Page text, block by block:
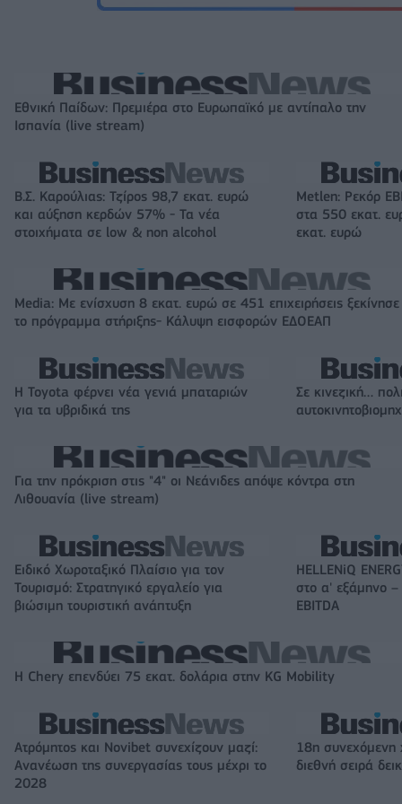
Εθνική Παίδων: Πρεμιέρα στο Ευρωπαϊκό με αντίπαλο την
Ισπανία (live stream)
Β.Σ. Καρούλιας: Τζίρος 98,7 εκατ. ευρώ
και αύξηση κερδών 57% - Τα νέα
στοιχήματα σε low & non alcohol
Metlen: Ρεκόρ
στα 550 εκατ.
εκατ. ευρώ
Media: Με ενίσχυση 8 εκατ. ευρώ σε 451 επιχειρήσεις ξεκίνησε
το πρόγραμμα στήριξης- Κάλυψη εισφορών ΕΔΟΕΑΠ
Η Toyota φέρνει νέα γενιά μπαταριών
για τα υβριδικά της
Σε κινεζική…
Για την πρόκριση στις "4" οι Νεάνιδες απόψε κόντρα στη
Λιθουανία (live stream)
Ειδικό Χωροταξικό Πλαίσιο για τον
Τουρισμό: Στρατηγικό εργαλείο για
βιώσιμη τουριστική ανάπτυξη
HELLENiQ
στο α' εξάμηνο
EBITDA
Η Chery επενδύει 75 εκατ. δολάρια στην KG Mobility
Ατρόμητος και Novibet συνεχίζουν μαζί:
Ανανέωση της συνεργασίας τους μέχρι το
2028
18η συνεχόμενη
διεθνή σειρά